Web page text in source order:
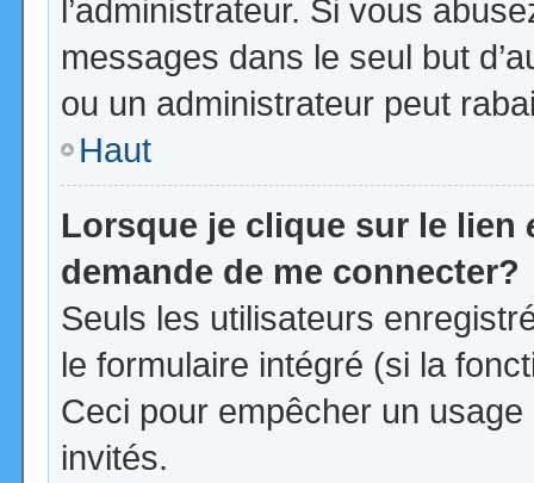
l’administrateur. Si vous
messages dans le seul but
ou un administrateur peut
Haut
Lorsque je clique sur le lien
demande de me connecter?
Seuls les utilisateurs
le formulaire intégré (si la
Ceci pour empêcher un
invités.